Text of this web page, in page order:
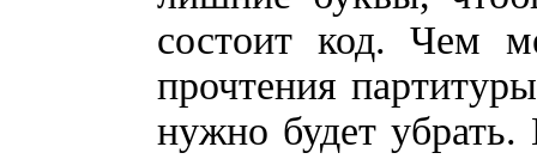
состоит код. Чем
прочтения
нужно будет